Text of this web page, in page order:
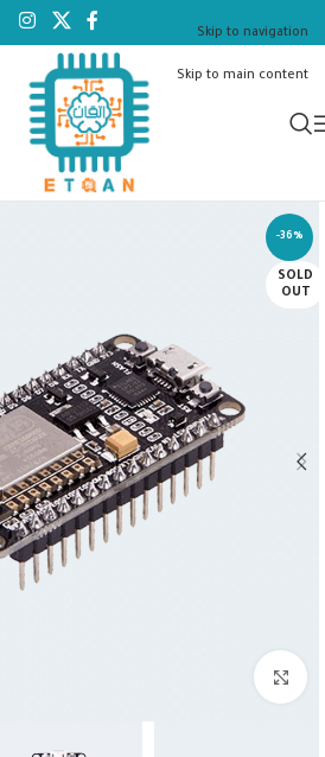
Skip to navigation
Skip to main content
-36%
SOLD
OUT